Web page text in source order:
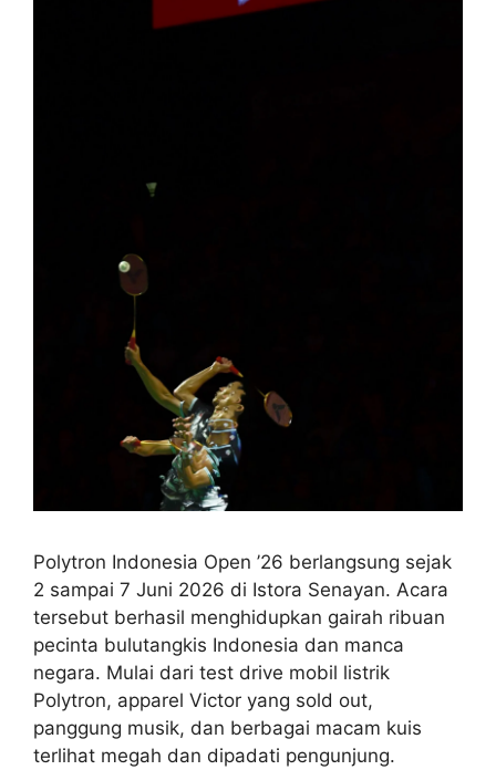
Polytron Indonesia Open ’26 berlangsung sejak
2 sampai 7 Juni 2026 di Istora Senayan. Acara
tersebut berhasil menghidupkan gairah ribuan
pecinta bulutangkis Indonesia dan manca
negara. Mulai dari test drive mobil listrik
Polytron, apparel Victor yang sold out,
panggung musik, dan berbagai macam kuis
terlihat megah dan dipadati pengunjung.